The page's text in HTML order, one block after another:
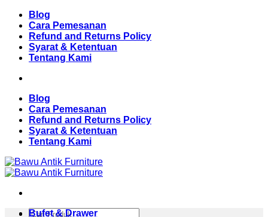
Skip
content
Blog
Cara Pemesanan
Refund and Returns Policy
Syarat & Ketentuan
Tentang Kami
Blog
Cara Pemesanan
Refund and Returns Policy
Syarat & Ketentuan
Tentang Kami
Pencarian
Bufet & Drawer